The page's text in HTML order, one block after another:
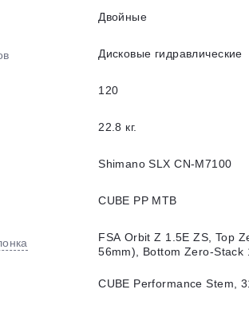
Двойные
Дисковые гидравлические
120
22.8 кг.
Shimano SLX CN-M7100
CUBE PP MTB
FSA Orbit Z 1.5E ZS, Top
56mm), Bottom Zero-Stack
CUBE Performance Stem,